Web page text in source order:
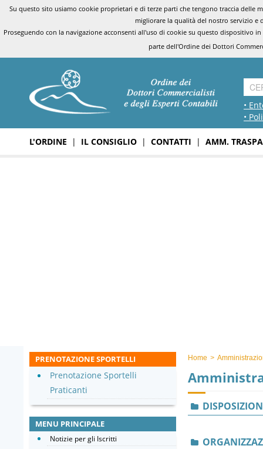
Su questo sito usiamo cookie proprietari e di terze parti che tengono traccia
migliorare la qualità del nostro servizio e
Proseguendo con la navigazione acconsenti all'uso di cookie su questo dispositivo
parte dell'Ordine dei Dottori
•
•
L'ORDINE | IL CONSIGLIO | CONTATTI | AMM.
Home >
PRENOTAZIONE SPORTELLI
Prenotazione Sportelli
Praticanti
MENU PRINCIPALE
Notizie per gli Iscritti